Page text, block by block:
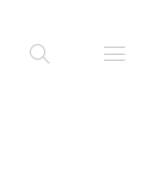
Suche